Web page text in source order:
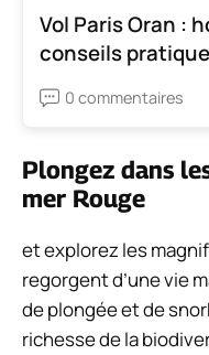
Vol Paris Oran :
conseils
0 commentaires
Plongez dans
mer Rouge
et explorez les
regorgent d’une vie
de plongée et de
richesse de la